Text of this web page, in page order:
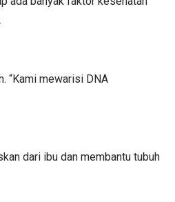
“Kami mewarisi DNA
dari ibu dan membantu tubuh